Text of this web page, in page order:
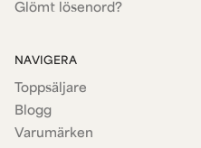
Glömt lösenord?
NAVIGERA
Toppsäljare
Blogg
Varumärken